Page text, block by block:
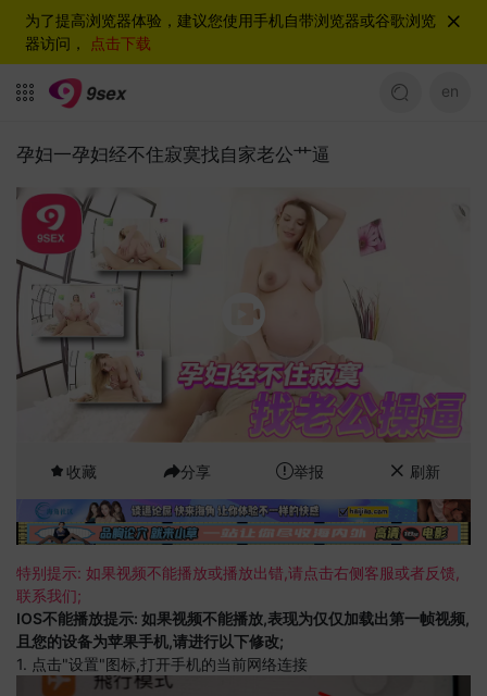
为了提高浏览器体验，建议您使用手机自带浏览器或谷歌浏览
器访问， 点击下载
en
孕妇一孕妇经不住寂寞找自家老公艹逼
收藏 分享 举报 刷新
特别提示: 如果视频不能播放或播放出错,请点击右侧客服或者反馈,
联系我们;
IOS不能播放提示: 如果视频不能播放,表现为仅仅加载出第一帧视频,
且您的设备为苹果手机,请进行以下修改;
1. 点击"设置"图标,打开手机的当前网络连接